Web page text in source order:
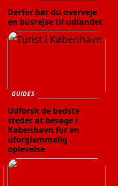
Derfor bør du overveje
en busrejse til udlandet
GUIDES
Udforsk de bedste
steder at besøge i
København for en
uforglemmelig
oplevelse